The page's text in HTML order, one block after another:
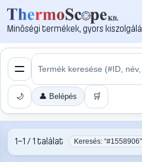
Minőségi termékek, gyors
🌙 👤 Belépés 🛒
1–1 / 1 találat Keresés: